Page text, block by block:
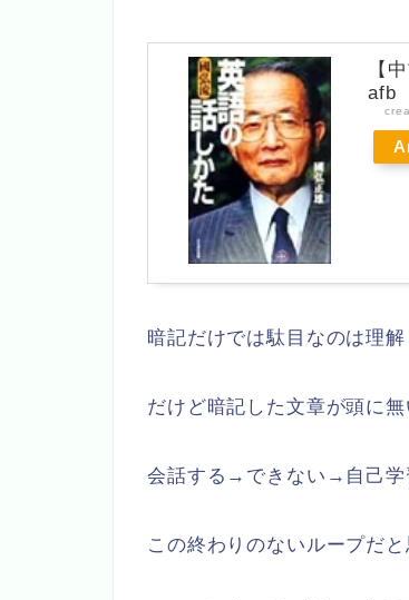
【
afb
暗記だけでは駄目なのは理解
だけど暗記した文章が頭に
会話する→できない→自己
この終わりのないループだと